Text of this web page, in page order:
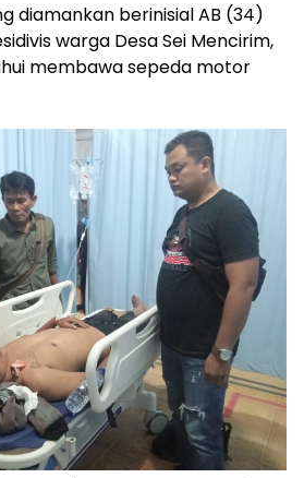
diamankan berinisial AB (34)
warga Desa Sei Mencirim,
membawa sepeda motor